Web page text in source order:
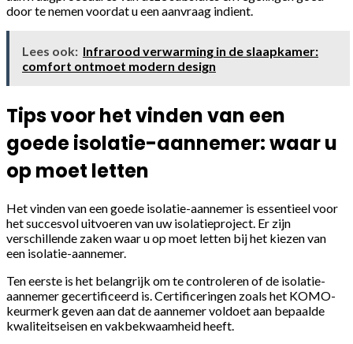
door te nemen voordat u een aanvraag indient.
Lees ook: Infrarood verwarming in de slaapkamer:
comfort ontmoet modern design
Tips voor het vinden van een
goede isolatie-aannemer: waar u
op moet letten
Het vinden van een goede isolatie-aannemer is essentieel voor
het succesvol uitvoeren van uw isolatieproject. Er zijn
verschillende zaken waar u op moet letten bij het kiezen van
een isolatie-aannemer.
Ten eerste is het belangrijk om te controleren of de isolatie-
aannemer gecertificeerd is. Certificeringen zoals het KOMO-
keurmerk geven aan dat de aannemer voldoet aan bepaalde
kwaliteitseisen en vakbekwaamheid heeft.